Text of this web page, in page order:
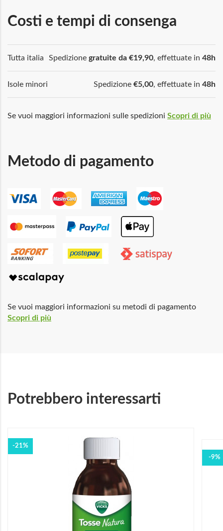
Costi e tempi di consenga
Tutta italia Spedizione gratuite da €19,90, effettuate in 48h
Isole minori Spedizione €5,00, effettuate in 48h
Se vuoi maggiori informazioni sulle spedizioni Scopri di più
Metodo di pagamento
Se vuoi maggiori informazioni su metodi di pagamento
Scopri di più
Potrebbero interessarti
-21%
-9%